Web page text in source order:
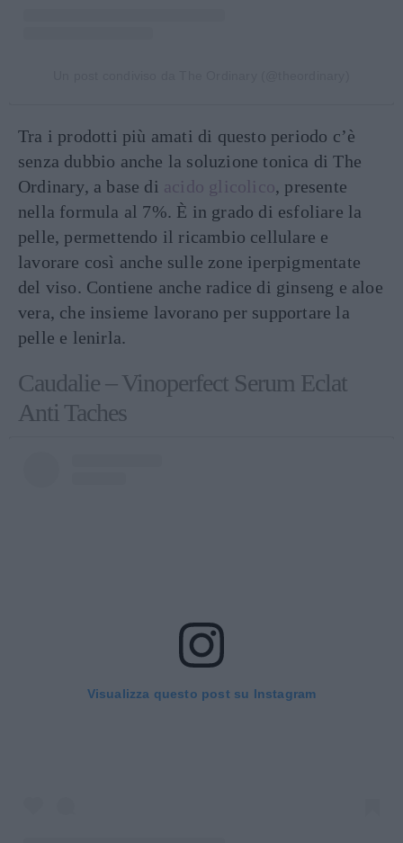
Tra i prodotti più amati di questo periodo c’è
senza dubbio anche la soluzione tonica di The
Ordinary, a base di acido glicolico, presente
nella formula al 7%. È in grado di esfoliare la
pelle, permettendo il ricambio cellulare e
lavorare così anche sulle zone iperpigmentate
del viso. Contiene anche radice di ginseng e aloe
vera, che insieme lavorano per supportare la
pelle e lenirla.
Caudalie – Vinoperfect Serum Eclat
Anti Taches
Visualizza questo post su Instagram